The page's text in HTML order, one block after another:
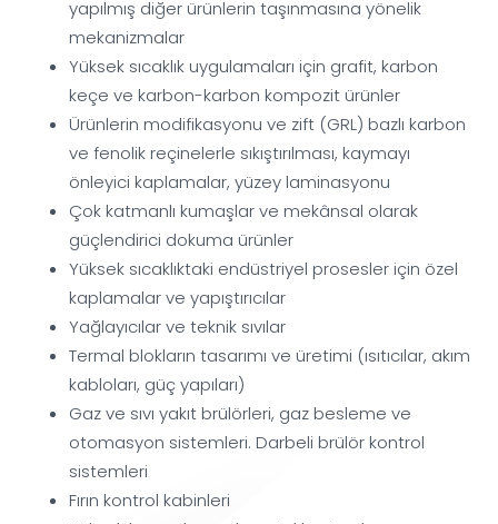
yapılmış diğer ürünlerin taşınmasına yönelik
mekanizmalar
Yüksek sıcaklık uygulamaları için grafit, karbon
keçe ve karbon-karbon kompozit ürünler
Ürünlerin modifikasyonu ve zift (GRL) bazlı karbon
ve fenolik reçinelerle sıkıştırılması, kaymayı
önleyici kaplamalar, yüzey laminasyonu
Çok katmanlı kumaşlar ve mekânsal olarak
güçlendirici dokuma ürünler
Yüksek sıcaklıktaki endüstriyel prosesler için özel
kaplamalar ve yapıştırıcılar
Yağlayıcılar ve teknik sıvılar
Termal blokların tasarımı ve üretimi (ısıtıcılar, akım
kabloları, güç yapıları)
Gaz ve sıvı yakıt brülörleri, gaz besleme ve
otomasyon sistemleri. Darbeli brülör kontrol
sistemleri
Fırın kontrol kabinleri